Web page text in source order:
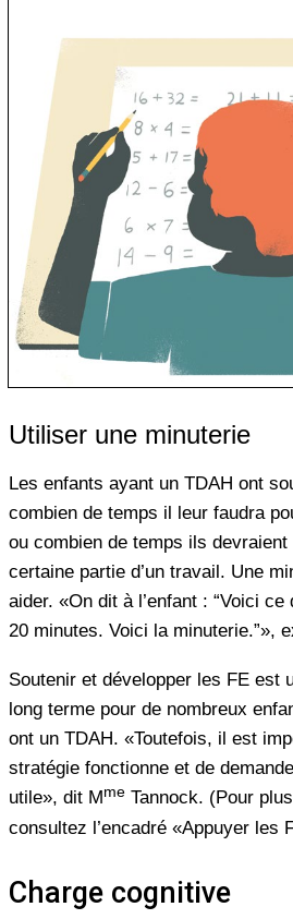
Utiliser une minuterie
Les enfants ayant un TDAH ont
combien de temps il leur faudra
ou combien de temps ils
certaine partie d’un travail. Une
aider. «On dit à l’enfant : “Voici
20 minutes. Voici la minuterie.”»,
Soutenir et développer les FE est
long terme pour de nombreux
ont un TDAH. «Toutefois, il est
stratégie fonctionne et de
utile», dit Mme Tannock. (Pour
consultez l’encadré «Appuyer les
Charge cognitive